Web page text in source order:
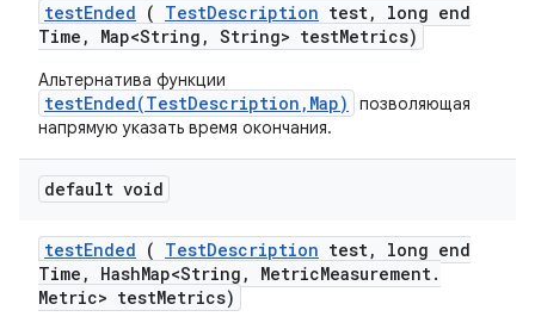
testEnded ( TestDescription test,
long end
Time , Map<String , String> testMetrics)
Альтернатива функции
testEnded(TestDescription,Map)
позволяющая
напрямую указать время окончания.
default void
testEnded ( TestDescription test,
long end
Time , HashMap<String , MetricMeasurement.
Metric> testMetrics)